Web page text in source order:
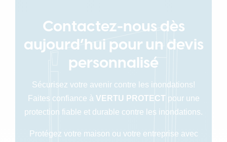
Contactez-nous dès
aujourd’hui pour un devis
personnalisé
Sécurisez votre avenir contre les inondations!
Faites confiance à VERTU PROTECT pour une
protection fiable et durable contre les inondations.
Protégez votre maison ou votre entreprise avec